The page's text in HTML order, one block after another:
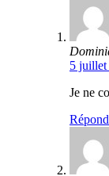
5 juillet
Je ne